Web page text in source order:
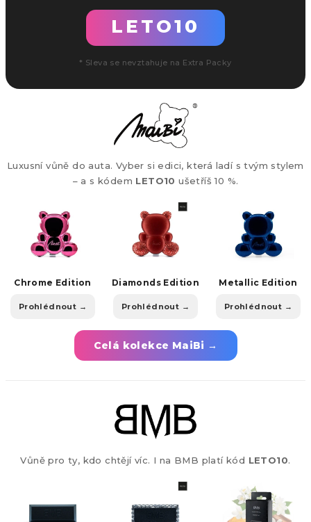
LETO10
* Sleva se nevztahuje na Extra Packy
Luxusní vůně do auta. Vyber si edici, která ladí s tvým stylem
– a s kódem LETO10 ušetříš 10 %.
Chrome Edition
Prohlédnout →
Diamonds Edition
Prohlédnout →
Metallic Edition
Prohlédnout →
Celá kolekce MaiBi →
Vůně pro ty, kdo chtějí víc. I na BMB platí kód LETO10.